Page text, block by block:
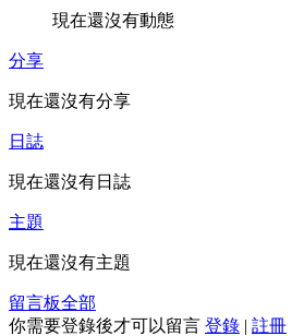
現在還沒有動態
分享
現在還沒有分享
日誌
現在還沒有日誌
主題
現在還沒有主題
留言板全部
你需要登錄後才可以留言 登錄 | 註冊